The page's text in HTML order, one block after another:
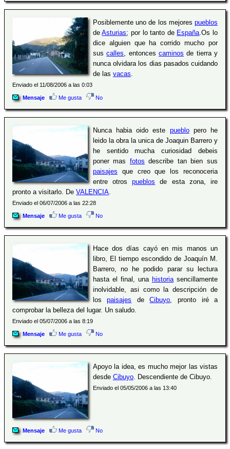
Posiblemente uno de los mejores pueblos
deAsturias; por lo tanto de España .Os lo
dice alguien que ha corrido mucho por
suscalles , entonces caminos de tierra y
nunca olvidara los dias pasados cuidando
de las vacas
Enviado el 11/08/2006 a las 0:03
Mensaje Me gusta No
Nunca habia oido este pueblopero he
leido la obra la unica de Joaquin Barrero y
he sentido mucha curiosidad debeis
poner mas fotos describe tan bien sus
paisajes que creo que los reconoceria
entre otrospueblos de esta zona, ire
pronto a visitarlo. De VALENCIA
Enviado el 06/07/2006 a las 22:28
Mensaje Me gusta No
Hace dos días cayó en mis manos un
libro, El tiempo escondido de Joaquín M.
Barrero, no he podido parar su lectura
hasta el final, una historiasencillamente
inolvidable, asi como la descripción de
lospaisajes deCibuyo , pronto iré a
comprobar la belleza del lugar. Un saludo.
Enviado el 05/07/2006 a las 8:19
Mensaje Me gusta No
Apoyo la idea, es mucho mejor las vistas
desde Cibuyo. Descendiente de Cibuyo.
Enviado el 05/05/2006 a las 13:40
Mensaje Me gusta No